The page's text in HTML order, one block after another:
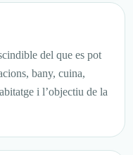
del que es pot
bany, cuina,
i l’objectiu de la